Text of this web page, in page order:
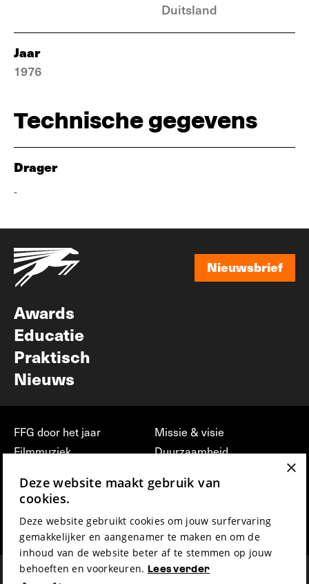
Duitsland
Jaar
1976
Technische gegevens
Drager
-
Nieuwsbrief
Awards
Educatie
Praktisch
Nieuws
FFG door het jaar
Filmmuziek
Press & Industry
Film Fest Friends
Missie & visie
Duurzaamheid
vrijwilligerswerk bij FFG
Privacy & Disclaimer
×
Deze website maakt gebruik van
cookies.
Deze website gebruikt cookies om jouw surfervaring
gemakkelijker en aangenamer te maken en om de
inhoud van de website beter af te stemmen op jouw
behoeften en voorkeuren. Lees verder